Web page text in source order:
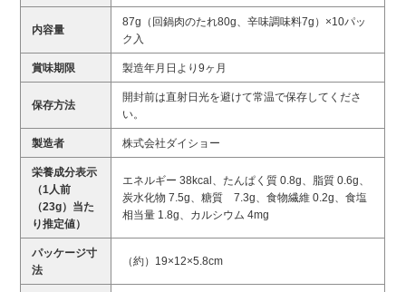
内容量
87g（回鍋肉のたれ80g、辛味調味料7g）×10パッ
ク入
賞味期限 製造年月日より9ヶ月
保存方法
開封前は直射日光を避けて常温で保存してくださ
い。
製造者 株式会社ダイショー
栄養成分表示
（1人前
（23g）当た
り推定値）
エネルギー 38kcal、たんぱく質 0.8g、脂質 0.6g、
炭水化物 7.5g、糖質 7.3g、食物繊維 0.2g、食塩
相当量 1.8g、カルシウム 4mg
パッケージ寸
法
（約）19×12×5.8cm